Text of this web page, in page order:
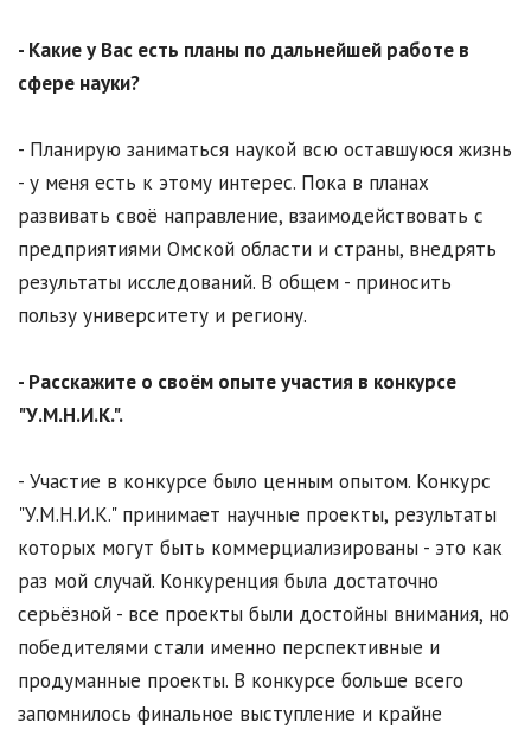
- Какие у Вас есть планы по дальнейшей работе в
сфере науки?
- Планирую заниматься наукой всю оставшуюся жизнь
- у меня есть к этому интерес. Пока в планах
развивать своё направление, взаимодействовать с
предприятиями Омской области и страны, внедрять
результаты исследований. В общем - приносить
пользу университету и региону.
- Расскажите о своём опыте участия в конкурсе
"У.М.Н.И.К.".
- Участие в конкурсе было ценным опытом. Конкурс
"У.М.Н.И.К." принимает научные проекты, результаты
которых могут быть коммерциализированы - это как
раз мой случай. Конкуренция была достаточно
серьёзной - все проекты были достойны внимания, но
победителями стали именно перспективные и
продуманные проекты. В конкурсе больше всего
запомнилось финальное выступление и крайне